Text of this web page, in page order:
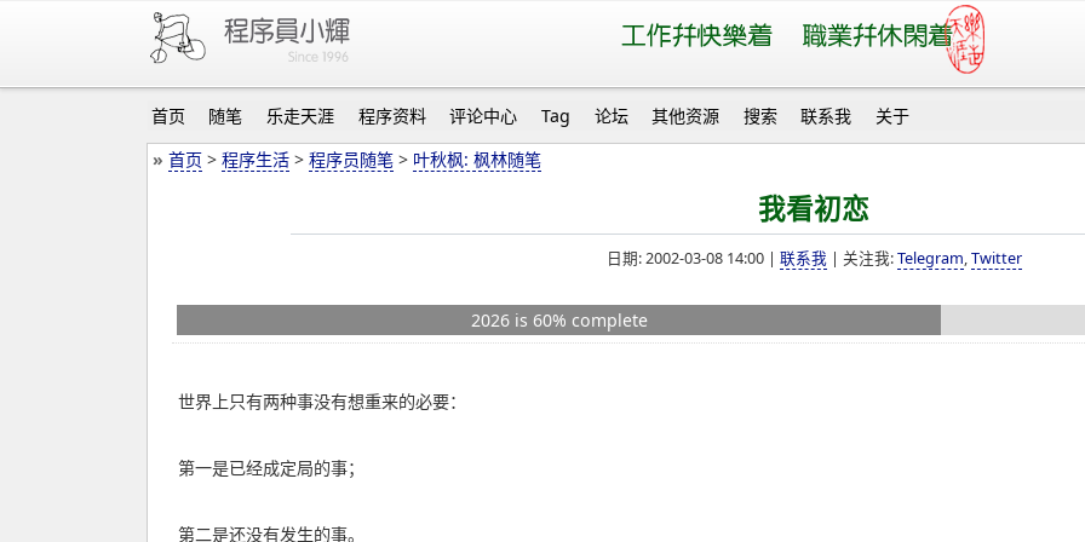
首页 随笔 乐走天涯 程序资料 评论中心 Tag 论坛 其他资源 搜索 联系我
关于
» 首页 > 程序生活 > 程序员随笔 > 叶秋枫: 枫林随笔
我看初恋
日期: 2002-03-08 14:00 | 联系我| 关注我:Telegram,Twitter
2026 is 60% complete
世界上只有两种事没有想重来的必要：
第一是已经成定局的事；
第二是还没有发生的事。